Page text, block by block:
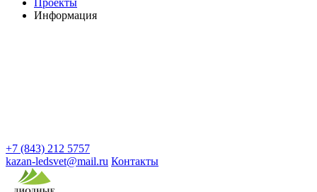
Проекты
Информация
+7 (843) 212 5757
kazan-ledsvet@mail.ru Контакты